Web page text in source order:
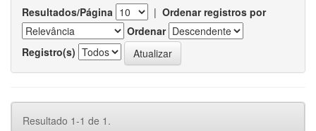
Resultados/Página | Ordenar registros por
Ordenar
Registro(s)
Resultado 1-1 de 1.